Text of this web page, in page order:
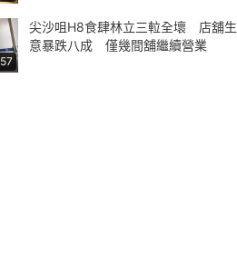
尖沙咀H8食肆林立三𨋢全壞 店舖生
意暴跌八成 僅幾間舖繼續營業